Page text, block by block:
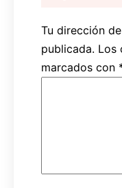
Tu dirección
publicada. Los
marcados con